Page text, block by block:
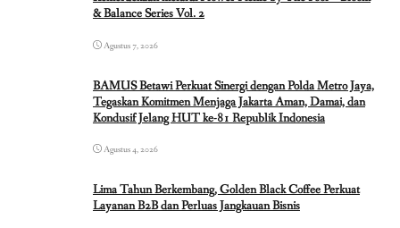
& Balance Series Vol. 2
Agustus 7, 2026
BAMUS Betawi Perkuat Sinergi dengan Polda Metro Jaya,
Tegaskan Komitmen Menjaga Jakarta Aman, Damai, dan
Kondusif Jelang HUT ke-81 Republik Indonesia
Agustus 4, 2026
Lima Tahun Berkembang, Golden Black Coffee Perkuat
Layanan B2B dan Perluas Jangkauan Bisnis